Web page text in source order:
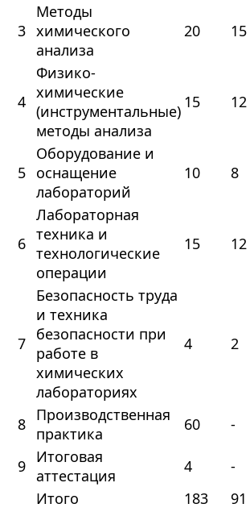
3
Методы
химического
анализа
20 15
4
Физико-
химические
(инструментальные)
методы анализа
15 12
5
Оборудование и
оснащение
лабораторий
10 8
6
Лабораторная
техника и
технологические
операции
15 12
7
Безопасность труда
и техника
безопасности при
работе в
химических
лабораториях
4 2
8 Производственная
практика
60 -
9 Итоговая
аттестация
4 -
Итого
183 91